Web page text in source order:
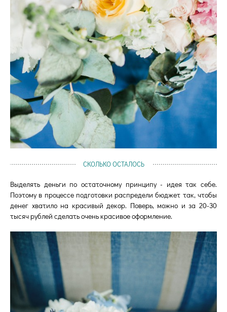
СКОЛЬКО ОСТАЛОСЬ
Выделять деньги по остаточному принципу - идея так себе.
Поэтому в процессе подготовки распредели бюджет так, чтобы
денег хватило на красивый декор. Поверь, можно и за 20-30
тысяч рублей сделать очень красивое оформление.